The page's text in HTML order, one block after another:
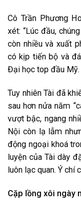
Cô Trần Phương
xét: “Lúc đầu,
còn nhiều và xuất
có kịp tiến bộ và
Đại học top đầu Mỹ.
Tuy nhiên Tài đã
sau hơn nửa năm
vượt bậc, ngang
Nội còn lạ lẫm
động ngoại khoá
luyện của Tài dày
luôn lạc quan. Ý chí
Cặp lồng xôi ngày